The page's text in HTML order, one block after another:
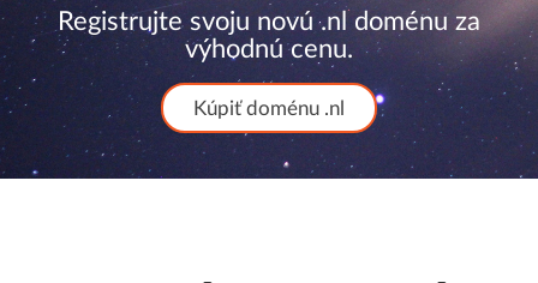
Registrujte svoju novú .nl doménu za
výhodnú cenu.
Kúpiť doménu .nl